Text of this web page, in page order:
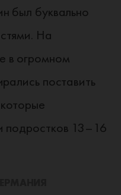
был буквально
На
в огромном
поставить
подростков 13–16